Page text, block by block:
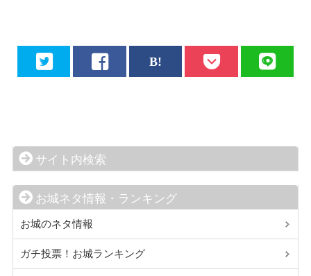
サイト内検索
お城ネタ情報・ランキング
お城のネタ情報
ガチ投票！お城ランキング